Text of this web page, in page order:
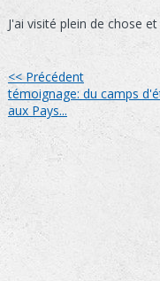
J'ai visité plein de chose
<< Précédent
témoignage: du camps
aux Pays...